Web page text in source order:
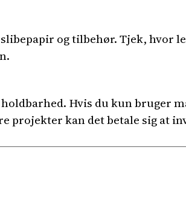
og tilbehør. Tjek, hvor
Hvis du kun bruger
kan det betale sig at